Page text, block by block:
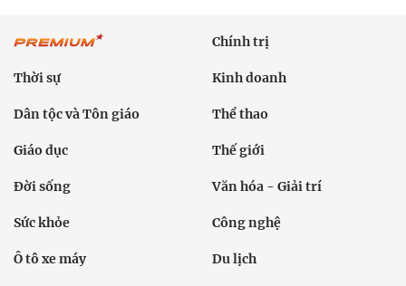
Chính trị
Thời sự Kinh doanh
Dân tộc và Tôn giáo Thể thao
Giáo dục Thế giới
Đời sống Văn hóa - Giải trí
Sức khỏe Công nghệ
Ô tô xe máy Du lịch